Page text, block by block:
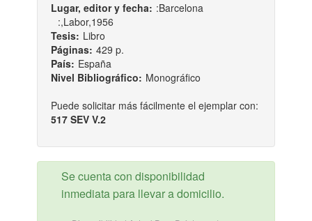
Lugar, editor y fecha: :Barcelona
:,Labor,1956
Tesis: Libro
Páginas: 429 p.
País: España
Nivel Bibliográfico: Monográfico
Puede solicitar más fácilmente el ejemplar con:
517 SEV V.2
Se cuenta con disponibilidad
inmediata para llevar a domicilio.